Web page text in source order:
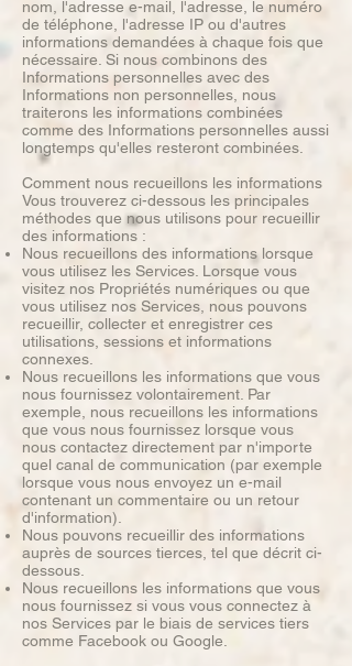
nom, l'adresse e-mail, l'adresse, le numéro
de téléphone, l'adresse IP ou d'autres
informations demandées à chaque fois que
nécessaire. Si nous combinons des
Informations personnelles avec des
Informations non personnelles, nous
traiterons les informations combinées
comme des Informations personnelles aussi
longtemps qu'elles resteront combinées.
Comment nous recueillons les informations
Vous trouverez ci-dessous les principales
méthodes que nous utilisons pour recueillir
des informations :
Nous recueillons des informations lorsque
vous utilisez les Services. Lorsque vous
visitez nos Propriétés numériques ou que
vous utilisez nos Services, nous pouvons
recueillir, collecter et enregistrer ces
utilisations, sessions et informations
connexes.
Nous recueillons les informations que vous
nous fournissez volontairement. Par
exemple, nous recueillons les informations
que vous nous fournissez lorsque vous
nous contactez directement par n'importe
quel canal de communication (par exemple
lorsque vous nous envoyez un e-mail
contenant un commentaire ou un retour
d'information).
Nous pouvons recueillir des informations
auprès de sources tierces, tel que décrit ci-
dessous.
Nous recueillons les informations que vous
nous fournissez si vous vous connectez à
nos Services par le biais de services tiers
comme Facebook ou Google.